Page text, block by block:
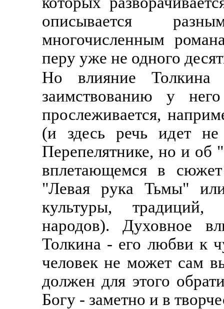
описывается
многочисленным
перу уже не одного
Но влияние
заимствованию у
прослеживается,
(и здесь речь идет
Перепелятнике, но и об
вплетающемся в
"Левая рука Тьмы"
культуры,
народов). Духовное
Толкина - его любви к
человек не может сам
должен для этого
Богу - заметно и в